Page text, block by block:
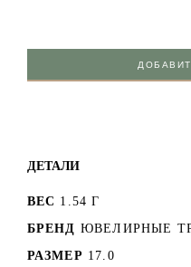
ДЕТАЛИ
ВЕС 1.54 Г
БРЕНД ЮВЕЛИРНЫЕ
РАЗМЕР 17.0